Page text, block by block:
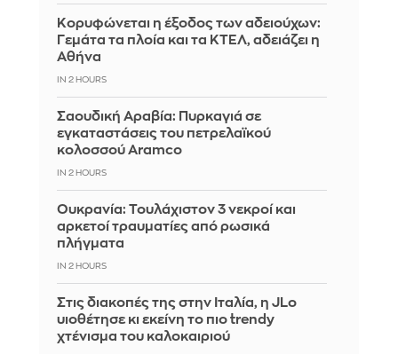
Κορυφώνεται η έξοδος των αδειούχων:
Γεμάτα τα πλοία και τα ΚΤΕΛ, αδειάζει η
Αθήνα
IN 2 HOURS
Σαουδική Αραβία: Πυρκαγιά σε
εγκαταστάσεις του πετρελαϊκού
κολοσσού Aramco
IN 2 HOURS
Ουκρανία: Τουλάχιστον 3 νεκροί και
αρκετοί τραυματίες από ρωσικά
πλήγματα
IN 2 HOURS
Στις διακοπές της στην Ιταλία, η JLo
υιοθέτησε κι εκείνη το πιο trendy
χτένισμα του καλοκαιριού